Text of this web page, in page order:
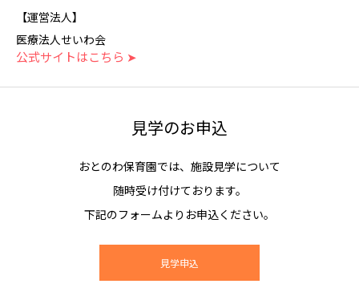
【運営法人】
医療法人せいわ会
公式サイトはこちら ➤
見学のお申込
おとのわ保育園では、施設見学について
随時受け付けております。
下記のフォームよりお申込ください。
見学申込